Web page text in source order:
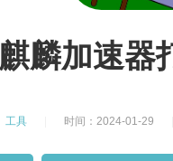
麒麟加速器
工具 时间：2024-01-29